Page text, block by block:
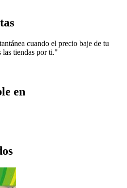
cuando el precio baje de tu
las tiendas por ti."
en